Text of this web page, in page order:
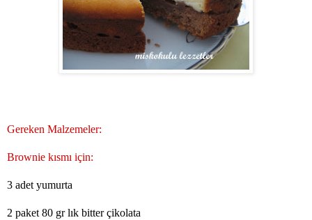
Gereken Malzemeler:
Brownie kısmı için:
3 adet yumurta
2 paket 80 gr lık bitter çikolata